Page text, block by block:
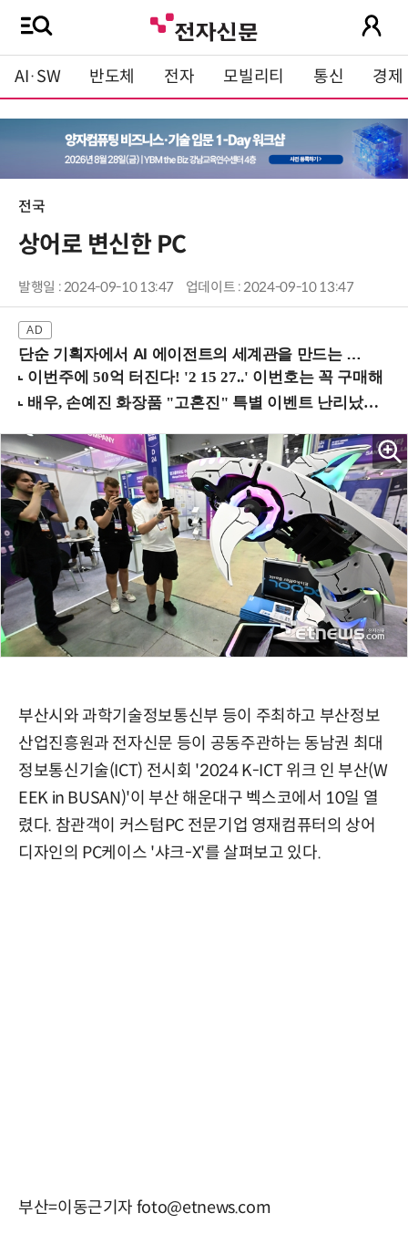
AI·SW 반도체 전자 모빌리티 통신 경제
전국
상어로 변신한 PC
발행일 : 2024-09-10 13:47 업데이트 : 2024-09-10 13:47
단순 기획자에서 AI 에이전트의 세계관을 만드는 지식 설계자로.. (8/20 강남역)
부산시와 과학기술정보통신부 등이 주최하고 부산정보
산업진흥원과 전자신문 등이 공동주관하는 동남권 최대
정보통신기술(ICT) 전시회 '2024 K-ICT 위크 인 부산(W
EEK in BUSAN)'이 부산 해운대구 벡스코에서 10일 열
렸다. 참관객이 커스텀PC 전문기업 영재컴퓨터의 상어
디자인의 PC케이스 '샤크-X'를 살펴보고 있다.
부산=이동근기자 foto@etnews.com